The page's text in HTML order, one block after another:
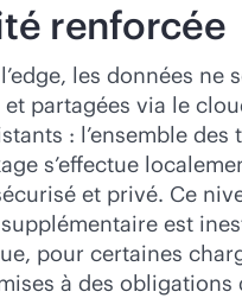
renforcée
les données ne
partagées via le
: l’ensemble des
s’effectue
et privé. Ce
est
pour certaines
à des obligations